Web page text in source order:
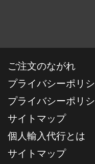
ご注文のながれ
プライバシーポリ
プライバシーポリ
サイトマップ
個人輸入代行とは
サイトマップ